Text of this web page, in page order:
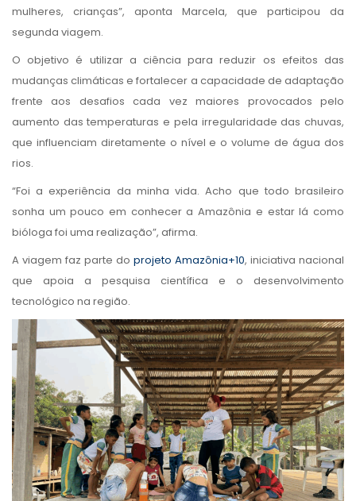
mulheres, crianças”, aponta Marcela, que participou da
segunda viagem.
O objetivo é utilizar a ciência para reduzir os efeitos das
mudanças climáticas e fortalecer a capacidade de adaptação
frente aos desafios cada vez maiores provocados pelo
aumento das temperaturas e pela irregularidade das chuvas,
que influenciam diretamente o nível e o volume de água dos
rios.
“Foi a experiência da minha vida. Acho que todo brasileiro
sonha um pouco em conhecer a Amazônia e estar lá como
bióloga foi uma realização”, afirma.
A viagem faz parte do projeto Amazônia+10, iniciativa nacional
que apoia a pesquisa científica e o desenvolvimento
tecnológico na região.